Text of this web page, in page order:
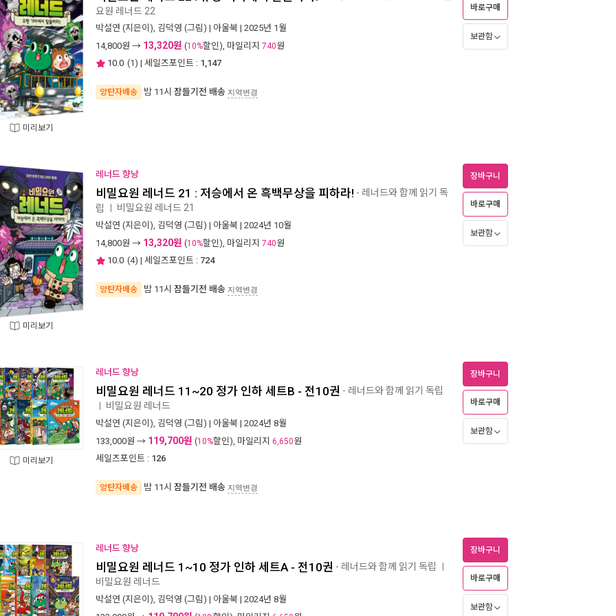
미리보기
요원 레너드 22
박설연 (지은이), 김덕영 (그림) | 아울북 | 2025년 1월
14,800원 → 13,320원 (10%할인), 마일리지 740원
10.0 (1) | 세일즈포인트 : 1,147
양탄자배송 밤 11시 잠들기전 배송 지역변경
바로구매
보관함
미리보기
레너드 향낭
비밀요원 레너드 21 : 저승에서 온 흑백무상을 피하라! - 레너드와 함께 읽기 독
립 비밀요원 레너드 21
박설연 (지은이), 김덕영 (그림) | 아울북 | 2024년 10월
14,800원 → 13,320원 (10%할인), 마일리지 740원
10.0 (4) | 세일즈포인트 : 724
양탄자배송 밤 11시 잠들기전 배송 지역변경
장바구니
바로구매
보관함
미리보기
레너드 향낭
비밀요원 레너드 11~20 정가 인하 세트B - 전10권 - 레너드와 함께 읽기 독립
비밀요원 레너드
박설연 (지은이), 김덕영 (그림) | 아울북 | 2024년 8월
133,000원 → 119,700원 (10%할인), 마일리지 6,650원
세일즈포인트 : 126
양탄자배송 밤 11시 잠들기전 배송 지역변경
장바구니
바로구매
보관함
레너드 향낭
비밀요원 레너드 1~10 정가 인하 세트A - 전10권 - 레너드와 함께 읽기 독립
비밀요원 레너드
박설연 (지은이), 김덕영 (그림) | 아울북 | 2024년 8월
장바구니
바로구매
보관함